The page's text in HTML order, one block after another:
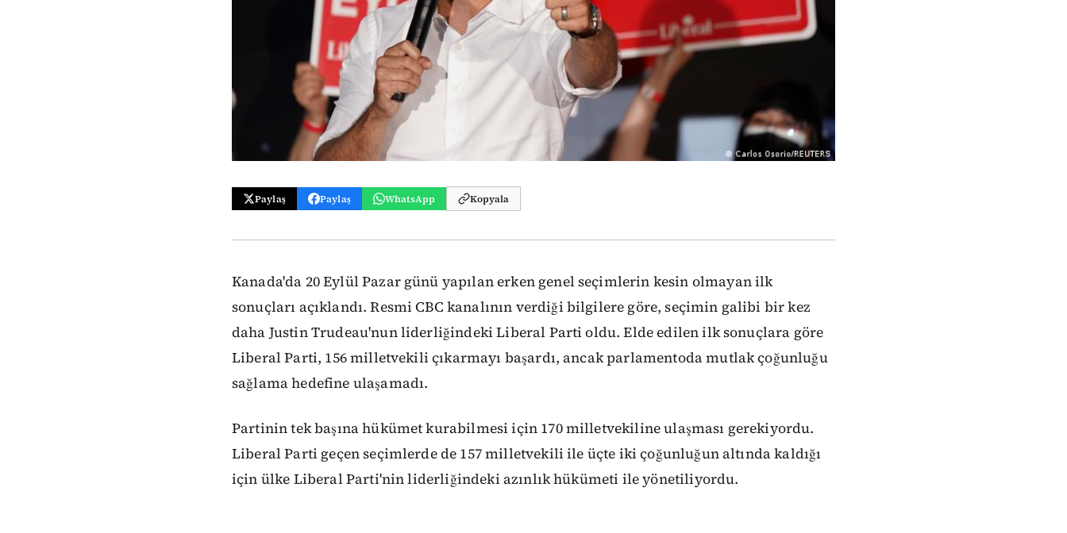
Paylaş Paylaş WhatsApp Kopyala
Kanada'da 20 Eylül Pazar günü yapılan erken genel seçimlerin kesin olmayan ilk
sonuçları açıklandı. Resmi CBC kanalının verdiği bilgilere göre, seçimin galibi bir kez
daha Justin Trudeau'nun liderliğindeki Liberal Parti oldu. Elde edilen ilk sonuçlara göre
Liberal Parti, 156 milletvekili çıkarmayı başardı, ancak parlamentoda mutlak çoğunluğu
sağlama hedefine ulaşamadı.
Partinin tek başına hükümet kurabilmesi için 170 milletvekiline ulaşması gerekiyordu.
Liberal Parti geçen seçimlerde de 157 milletvekili ile üçte iki çoğunluğun altında kaldığı
için ülke Liberal Parti'nin liderliğindeki azınlık hükümeti ile yönetiliyordu.